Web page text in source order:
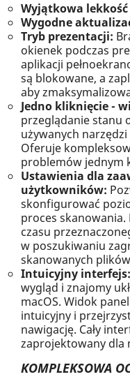
Wyjątkowa lekkość
Wygodne
Tryb prezentacji:
okienek podczas
aplikacji
są blokowane, a
aby
Jedno kliknięcie -
przeglądanie stanu
używanych
Oferuje
problemów jednym
Ustawienia dla
użytkowników:
skonfigurować
proces
czasu
w poszukiwaniu
skanowanych
Intuicyjny interfejs:
wygląd i znajomy
macOS. Widok
intuicyjny i
nawigację. Cały
zaprojektowany dla
KOMPLEKSOWA